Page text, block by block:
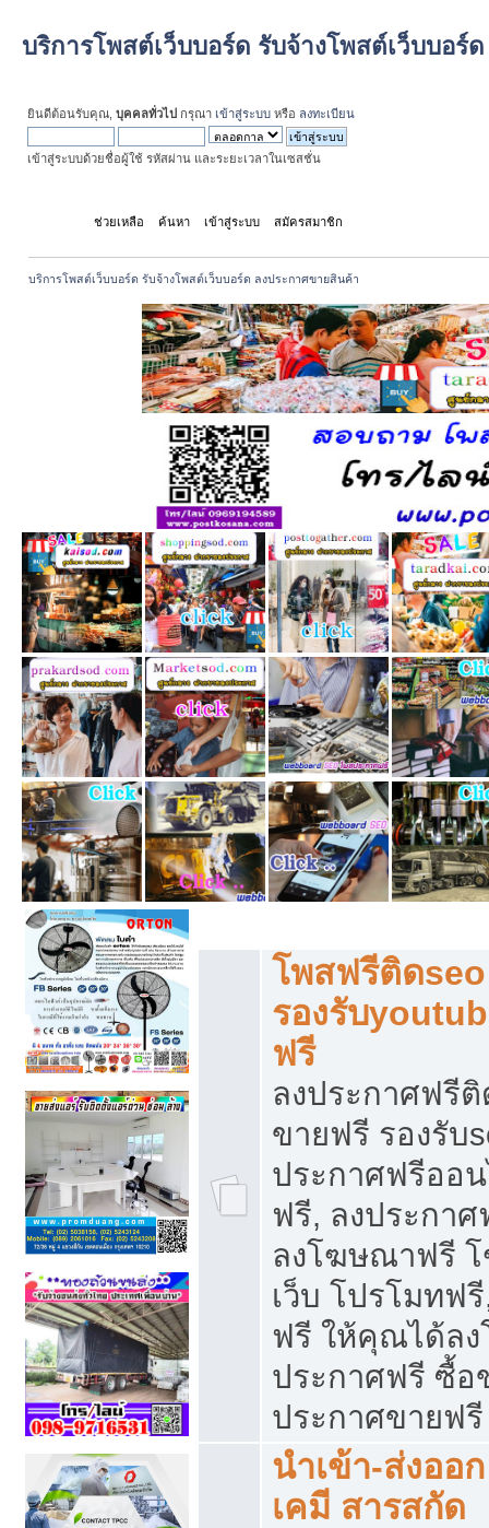
บริการโพสต์เว็บบอร์ด รับจ้างโพสต์เว็บบอร์
ยินดีต้อนรับคุณ, บุคคลทั่วไป กรุณา เข้าสู่ระบบ หรือ ลงทะเบียน
เข้าสู่ระบบด้วยชื่อผู้ใช้ รหัสผ่าน และระยะเวลาในเซสชั่น
ช่วยเหลือ ค้นหา เข้าสู่ระบบ สมัครสมาชิก
บริการโพสต์เว็บบอร์ด รับจ้างโพสต์เว็บบอร์ด ลงประกาศขายสินค้า
โพสฟรีติด
รองรับ
ฟรี
ลงประกาศฟรีติ
ขายฟรี รองรับ
ประกาศฟรีออ
ฟรี, ลงประกา
ลงโฆษณาฟรี
เว็บ โปรโมทฟ
ฟรี ให้คุณได้ล
ประกาศฟรี ซื้อ
ประกาศขายฟรี
นำเข้า-ส่งออ
เคมี สารสกัด